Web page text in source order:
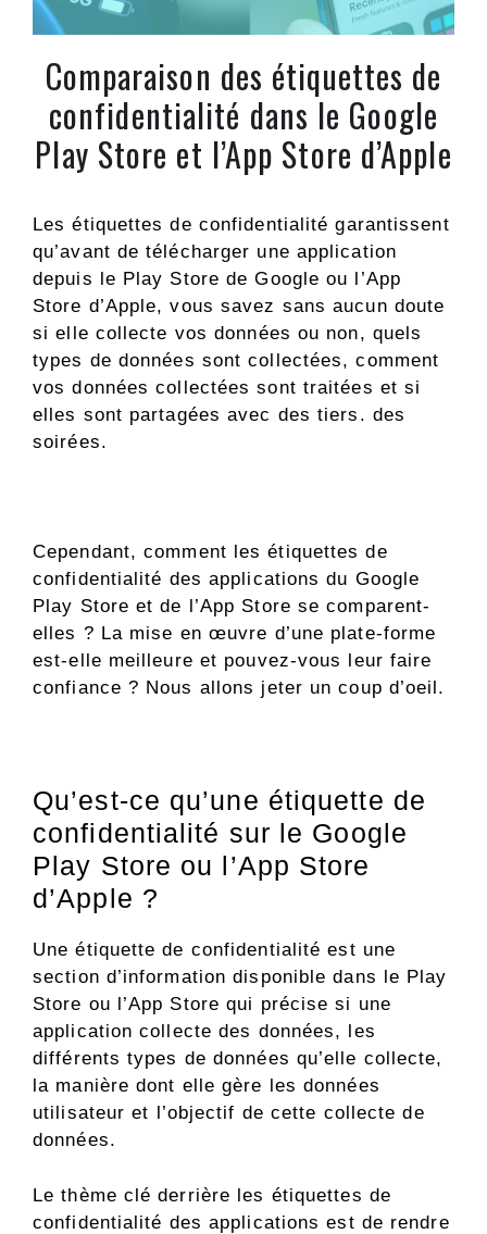
Comparaison des étiquettes de
confidentialité dans le Google
Play Store et l’App Store d’Apple
Les étiquettes de confidentialité garantissent
qu’avant de télécharger une application
depuis le Play Store de Google ou l’App
Store d’Apple, vous savez sans aucun doute
si elle collecte vos données ou non, quels
types de données sont collectées, comment
vos données collectées sont traitées et si
elles sont partagées avec des tiers. des
soirées.
Cependant, comment les étiquettes de
confidentialité des applications du Google
Play Store et de l’App Store se comparent-
elles ? La mise en œuvre d’une plate-forme
est-elle meilleure et pouvez-vous leur faire
confiance ? Nous allons jeter un coup d’oeil.
Qu’est-ce qu’une étiquette de
confidentialité sur le Google
Play Store ou l’App Store
d’Apple ?
Une étiquette de confidentialité est une
section d’information disponible dans le Play
Store ou l’App Store qui précise si une
application collecte des données, les
différents types de données qu’elle collecte,
la manière dont elle gère les données
utilisateur et l’objectif de cette collecte de
données.
Le thème clé derrière les étiquettes de
confidentialité des applications est de rendre